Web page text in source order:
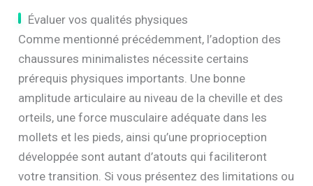
Évaluer vos qualités physiques
Comme mentionné précédemment, l’adoption des
chaussures minimalistes nécessite certains
prérequis physiques importants. Une bonne
amplitude articulaire au niveau de la cheville et des
orteils, une force musculaire adéquate dans les
mollets et les pieds, ainsi qu’une proprioception
développée sont autant d’atouts qui faciliteront
votre transition. Si vous présentez des limitations ou